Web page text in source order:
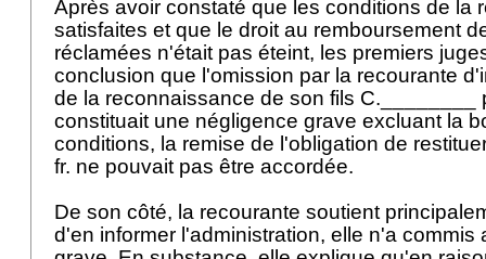
Après avoir constaté que les conditions de la
satisfaites et que le droit au remboursement
réclamées n'était pas éteint, les premiers
conclusion que l'omission par la recourante
de la reconnaissance de son fils C.________
constituait une négligence grave excluant la
conditions, la remise de l'obligation de
fr. ne pouvait pas être accordée.
De son côté, la recourante soutient
d'en informer l'administration, elle n'a commis